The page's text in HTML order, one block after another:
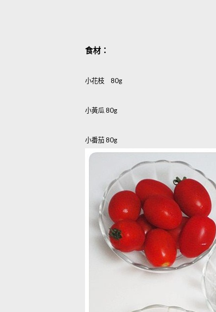
食材：
小花枝 80g
小黃瓜80g
小番茄80g